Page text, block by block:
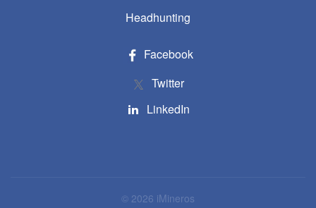
Headhunting
Facebook
Twitter
LinkedIn
© 2026 iMineros